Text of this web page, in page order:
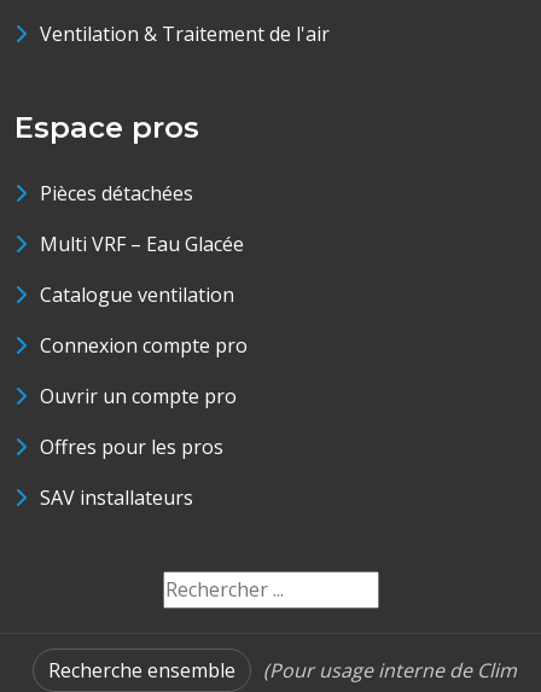
Ventilation & Traitement de l'air
Espace pros
Pièces détachées
Multi VRF – Eau Glacée
Catalogue ventilation
Connexion compte pro
Ouvrir un compte pro
Offres pour les pros
SAV installateurs
Recherche ensemble (Pour usage interne de Clim